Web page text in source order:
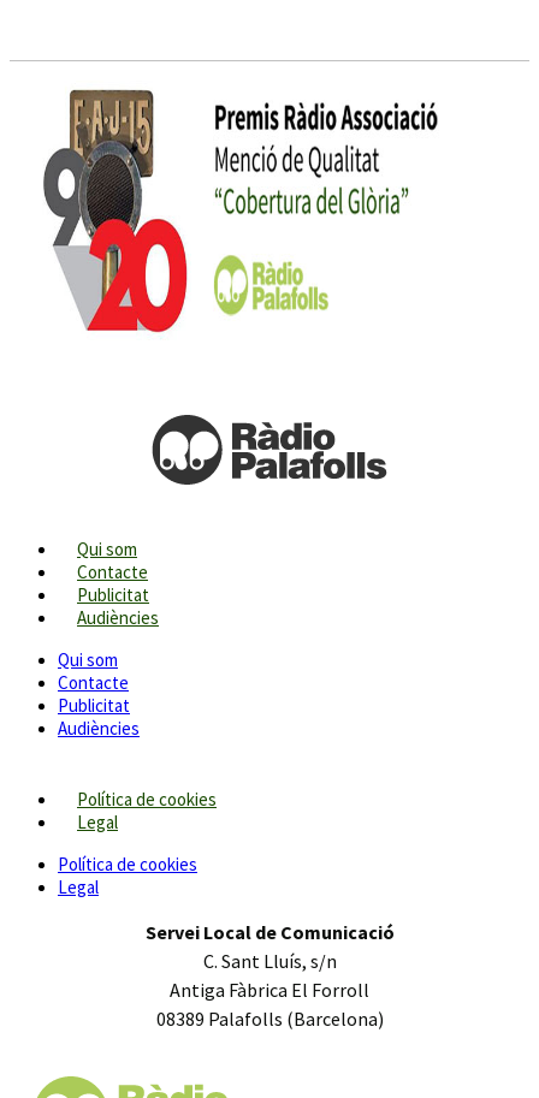
Qui som
Contacte
Publicitat
Audiències
Qui som
Contacte
Publicitat
Audiències
Política de cookies
Legal
Política de cookies
Legal
Servei Local de Comunicació
C. Sant Lluís, s/n
Antiga Fàbrica El Forroll
08389 Palafolls (Barcelona)